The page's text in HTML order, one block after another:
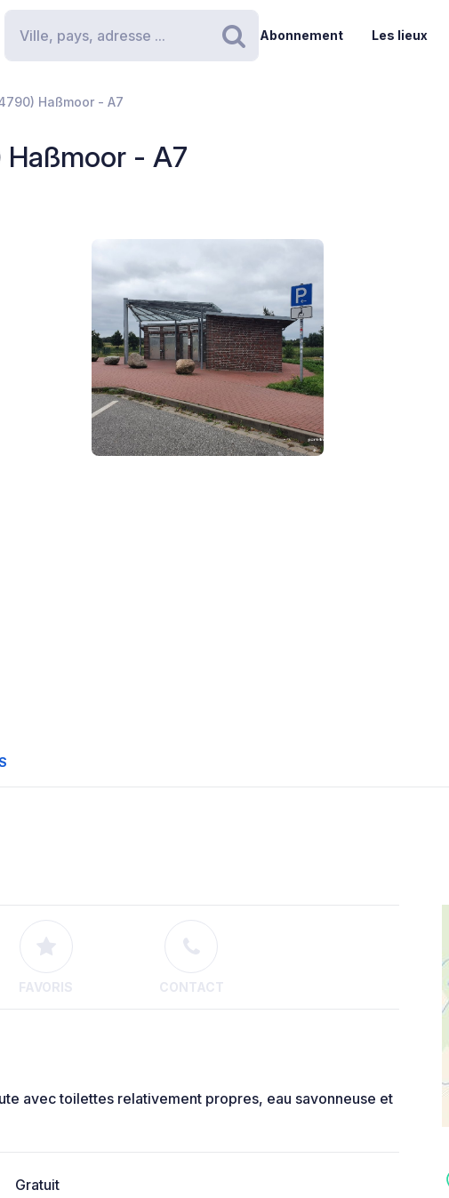
Rechercher
Abonnement Les lieux
Haßmoor - A7
Haßmoor - A7
FAVORIS CONTACT
avec toilettes relativement propres, eau savonneuse et
Gratuit